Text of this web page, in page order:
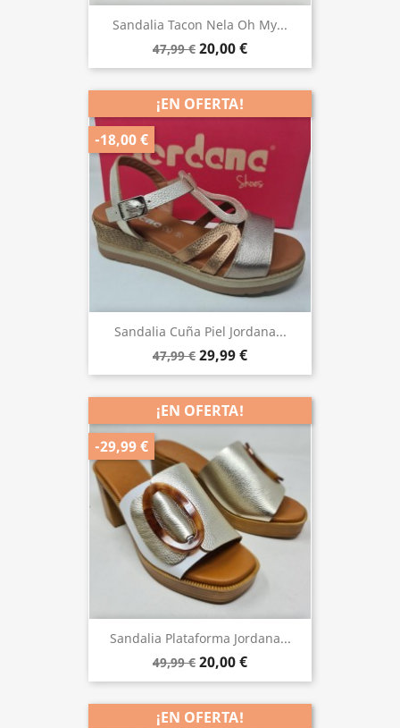
Sandalia Tacon Nela Oh My...
47,99 € 20,00 €
Sandalia Cuña Piel Jordana...
47,99 € 29,99 €
¡EN OFERTA!
-18,00 €
Sandalia Plataforma Jordana...
49,99 € 20,00 €
¡EN OFERTA!
-29,99 €
¡EN OFERTA!